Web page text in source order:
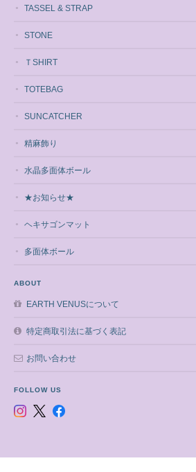
TASSEL & STRAP
STONE
ＴSHIRT
TOTEBAG
SUNCATCHER
精麻飾り
水晶多面体ボール
★お知らせ★
ヘキサゴンマット
多面体ボール
ABOUT
EARTH VENUSについて
特定商取引法に基づく表記
お問い合わせ
FOLLOW US